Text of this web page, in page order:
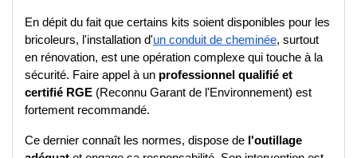
En dépit du fait que certains kits soient disponibles pour les
bricoleurs, l'installation d'un conduit de cheminée, surtout
en rénovation, est une opération complexe qui touche à la
sécurité. Faire appel à un professionnel qualifié et
certifié RGE (Reconnu Garant de l'Environnement) est
fortement recommandé.
Ce dernier connaît les normes, dispose de l'outillage